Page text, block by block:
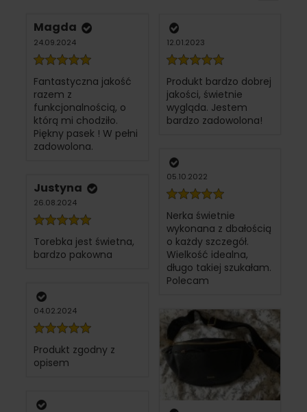
Magda
24.09.2024
Fantastyczna jakość
razem z
funkcjonalnością, o
którą mi chodziło.
Piękny pasek ! W pełni
zadowolona.
Justyna
26.08.2024
Torebka jest świetna,
bardzo pakowna
04.02.2024
Produkt zgodny z
opisem
12.01.2023
Produkt bardzo dobrej
jakości, świetnie
wygląda. Jestem
bardzo zadowolona!
05.10.2022
Nerka świetnie
wykonana z dbałością
o każdy szczegół.
Wielkość idealna,
długo takiej szukałam.
Polecam